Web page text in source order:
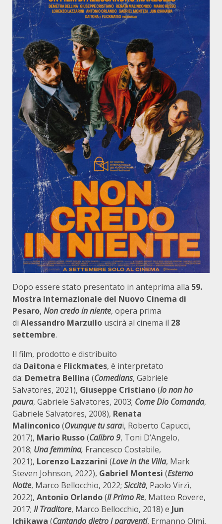
Dopo essere stato presentato in anteprima alla 59.
Mostra Internazionale del Nuovo Cinema di
Pesaro, Non credo in niente, opera prima
di Alessandro Marzullo uscirà al cinema il 28
settembre.
Il film, prodotto e distribuito
da Daitona e Flickmates, è interpretato
da: Demetra Bellina (Comedians, Gabriele
Salvatores, 2021), Giuseppe Cristiano(Io non ho
paura, Gabriele Salvatores, 2003; Come Dio Comanda,
Gabriele Salvatores, 2008), Renata
Malinconico(Ovunque tu sarai, Roberto Capucci,
2017), Mario Russo(Calibro 9, Toni D’Angelo,
2018; Una femmina, Francesco Costabile,
2021), Lorenzo Lazzarini (Love in the Villa, Mark
Steven Johnson, 2022), Gabriel Montesi (Esterno
Notte, Marco Bellocchio, 2022; Siccità, Paolo Virzì,
2022), Antonio Orlando(Il Primo Re, Matteo Rovere,
2017; Il Traditore, Marco Bellocchio, 2018) e Jun
Ichikawa (Cantando dietro i paraventi, Ermanno Olmi,